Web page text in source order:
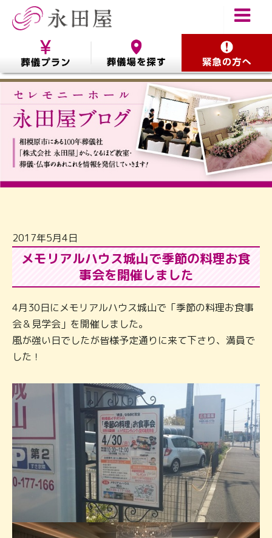
2017年5月4日
メモリアルハウス城山で季節の料理お食
事会を開催しました
4月30日にメモリアルハウス城山で「季節の料理お食事
会＆見学会」を開催しました。
風が強い日でしたが皆様予定通りに来て下さり、満員で
した！